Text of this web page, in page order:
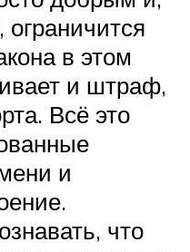
в этом
и штраф,
Всё это
и
что